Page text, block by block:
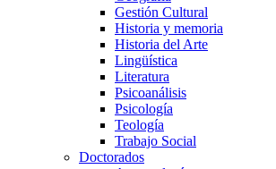
Gestión Cultural
Historia y memoria
Historia del Arte
Lingüística
Literatura
Psicoanálisis
Psicología
Teología
Trabajo Social
Doctorados